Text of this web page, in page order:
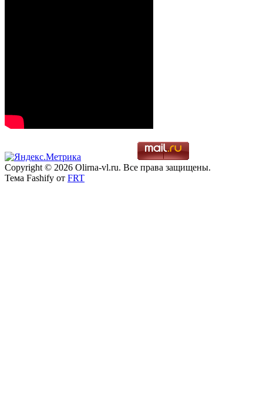
Copyright © 2026 Olirna-vl.ru. Все права защищены.
Тема Fashify от FRT